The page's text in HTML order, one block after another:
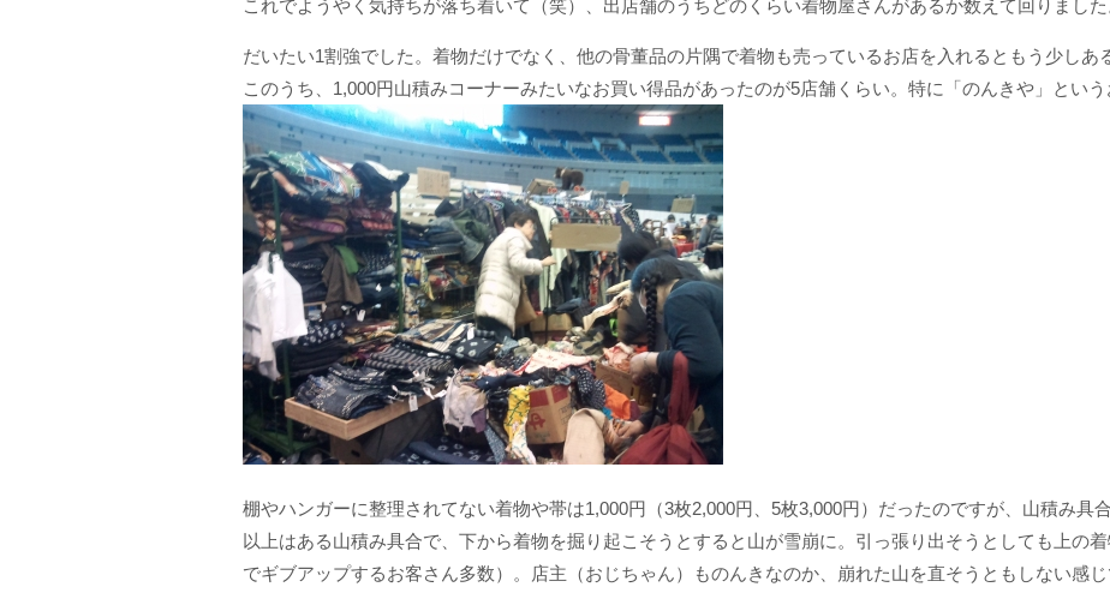
これでようやく気持ちが落ち着いて（笑）、出店舗のうちどのくらい着物屋さんがあるか数えて回りました
だいたい1割強でした。着物だけでなく、他の骨董品の片隅で着物も売っているお店を入れるともう少しあ
このうち、1,000円山積みコーナーみたいなお買い得品があったのが5店舗くらい。特に「のんきや」という
棚やハンガーに整理されてない着物や帯は1,000円（3枚2,000円、5枚3,000円）だったのですが、山積み具
以上はある山積み具合で、下から着物を掘り起こそうとすると山が雪崩に。引っ張り出そうとしても上の
でギブアップするお客さん多数）。店主（おじちゃん）ものんきなのか、崩れた山を直そうともしない感じ